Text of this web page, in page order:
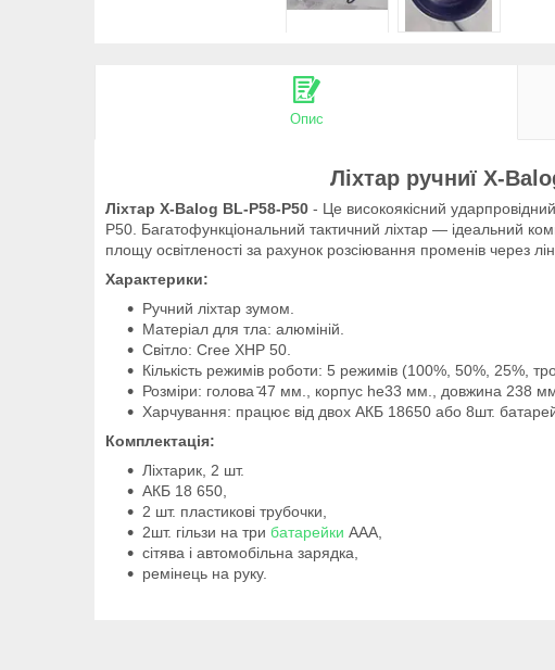
Опис
Ліхтар ручниї X-
Ліхтар X-Balog BL-P58-P50 - Це високоякісний
Р50. Багатофункціональний тактичний ліхтар — ідеальний
площу освітленості за рахунок розсіювання променів через
Характерики:
Ручний ліхтар зумом.
Матеріал для тла: алюміній.
Світло: Cree XHP 50.
Кількість режимів роботи: 5 режимів (100%, 50%, 25%,
Розміри: голова ̄47 мм., корпус he33 мм., довжина 238
Харчування: працює від двох АКБ 18650 або 8шт.
Комплектація:
Ліхтарик, 2 шт.
АКБ 18 650,
2 шт. пластикові трубочки,
2шт. гільзи на три батарейки ААА,
сітява і автомобільна зарядка,
ремінець на руку.